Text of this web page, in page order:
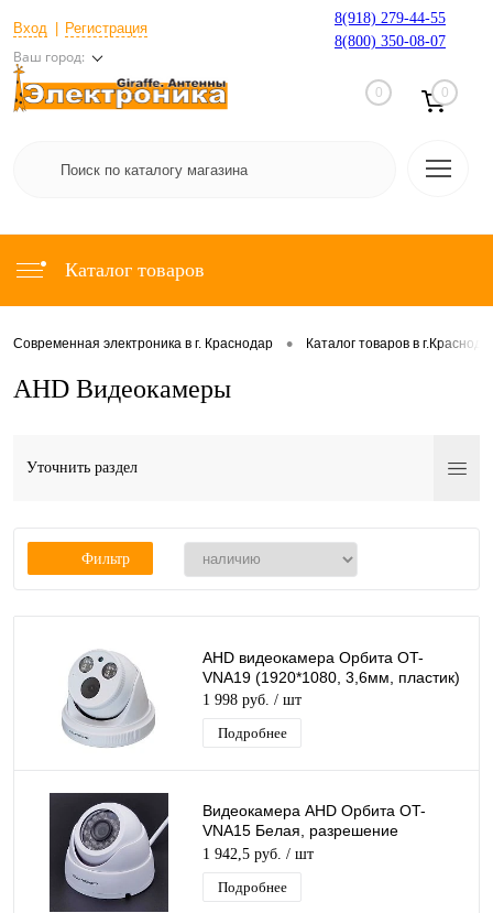
Вход Регистрация
Ваш город:
8(918) 279-44-55
8(800) 350-08-07
0 0
Каталог товаров
Современная электроника в г. Краснодар • Каталог товаров в
AHD Видеокамеры
Уточнить раздел
Фильтр
AHD видеокамера Орбита OT-
VNA19 (1920*1080, 3,6мм, пластик)
1 998 руб. / шт
Подробнее
Видеокамера AHD Орбита OT-
VNA15 Белая, разрешение
1920*1080, 3.6мм, пластик, ИК
подсветка
1 942,5 руб. / шт
Подробнее